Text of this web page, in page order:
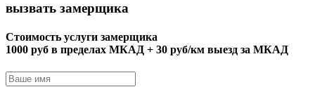
вызвать замерщика
Стоимость услуги замерщика
1000 руб в пределах МКАД + 30 руб/км выезд за МКАД